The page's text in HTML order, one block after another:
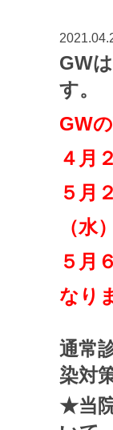
GW
す。
GW
４月
５月
（水
５月
なり
通常
染対
★当